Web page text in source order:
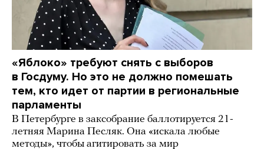
«Яблоко» требуют снять с выборов
в Госдуму. Но это не должно помешать
тем, кто идет от партии в региональные
парламенты
В Петербурге в заксобрание баллотируется 21-
летняя Марина Песляк. Она «искала любые
методы», чтобы агитировать за мир